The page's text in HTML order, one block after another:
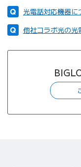
光電話対応機器に
他社コラボ光の光